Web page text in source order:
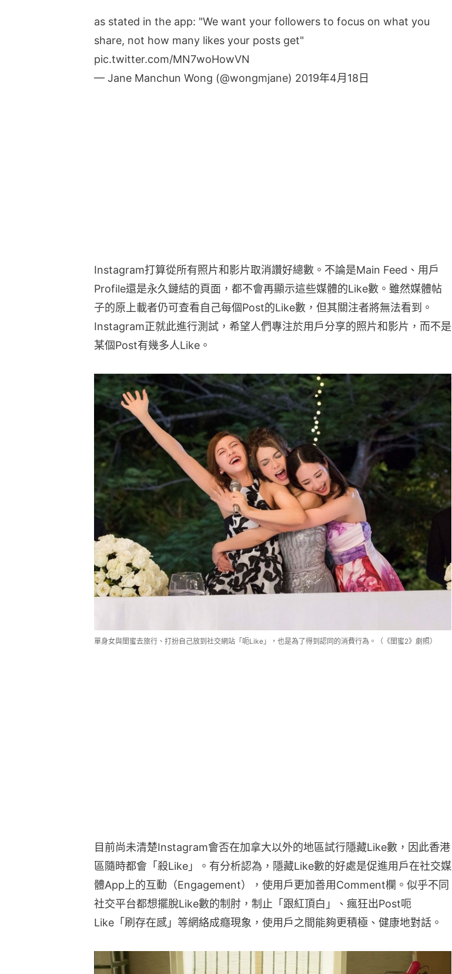
as stated in the app: "We want your followers to focus on what you
share, not how many likes your posts get"
pic.twitter.com/MN7woHowVN
— Jane Manchun Wong (@wongmjane) 2019年4月18日
Instagram打算從所有照片和影片取消讚好總數。不論是Main Feed、用戶
Profile還是永久鏈結的頁面，都不會再顯示這些媒體的Like數。雖然媒體帖
子的原上載者仍可查看自己每個Post的Like數，但其關注者將無法看到。
Instagram正就此進行測試，希望人們專注於用戶分享的照片和影片，而不是
某個Post有幾多人Like。
單身女與閨蜜去旅行、打扮自己放到社交網站「呃Like」，也是為了得到認同的消費行為。（《閨蜜2》劇照）
目前尚未清楚Instagram會否在加拿大以外的地區試行隱藏Like數，因此香港
區隨時都會「殺Like」。有分析認為，隱藏Like數的好處是促進用戶在社交媒
體App上的互動（Engagement），使用戶更加善用Comment欄。似乎不同
社交平台都想擺脫Like數的制肘，制止「跟紅頂白」、瘋狂出Post呃
Like「刷存在感」等網絡成癮現象，使用戶之間能夠更積極、健康地對話。